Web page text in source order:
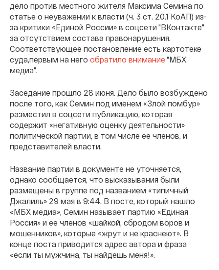
дело против местного жителя Максима Семина по
статье о неуважении к власти (ч. 3 ст. 20.1 КоАП) из-
за критики «Единой России» в соцсети "ВКонтакте"
за отсутствием состава правонарушения.
Соответствующее постановление есть картотеке
суда,первым на него обратило внимание "МБХ
медиа".
Заседание прошло 28 июня. Дело было возбуждено
после того, как Семин под именем «Злой помбур»
разместил в соцсети публикацию, которая
содержит «негативную оценку деятельности»
политической партии, в том числе ее членов, и
представителей власти.
Название партии в документе не уточняется,
однако сообщается, что высказывания были
размещены в группе под названием «типичный
Джалиль» 29 мая в 9:44. В посте, который нашло
«МБХ медиа», Семин называет партию «Единая
Россия» и ее членов «шайкой, сбродом воров и
мошенников», которые «жрут и не краснеют». В
конце поста приводится адрес автора и фраза
«если ты мужчина, ты найдешь меня!».